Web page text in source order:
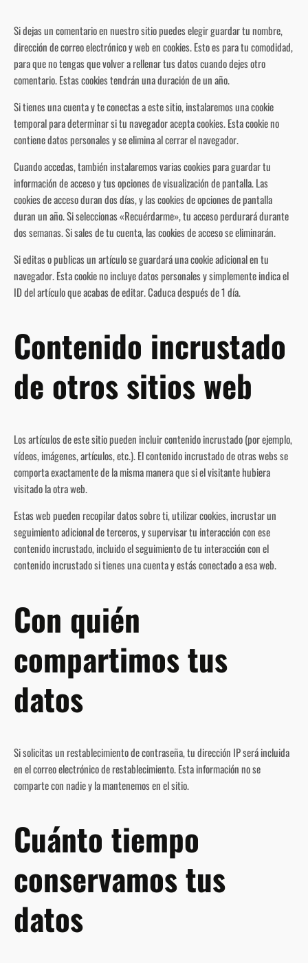
Si dejas un comentario en nuestro sitio puedes elegir guardar tu nombre,
dirección de correo electrónico y web en cookies. Esto es para tu comodidad,
para que no tengas que volver a rellenar tus datos cuando dejes otro
comentario. Estas cookies tendrán una duración de un año.
Si tienes una cuenta y te conectas a este sitio, instalaremos una cookie
temporal para determinar si tu navegador acepta cookies. Esta cookie no
contiene datos personales y se elimina al cerrar el navegador.
Cuando accedas, también instalaremos varias cookies para guardar tu
información de acceso y tus opciones de visualización de pantalla. Las
cookies de acceso duran dos días, y las cookies de opciones de pantalla
duran un año. Si seleccionas «Recuérdarme», tu acceso perdurará durante
dos semanas. Si sales de tu cuenta, las cookies de acceso se eliminarán.
Si editas o publicas un artículo se guardará una cookie adicional en tu
navegador. Esta cookie no incluye datos personales y simplemente indica el
ID del artículo que acabas de editar. Caduca después de 1 día.
Contenido incrustado
de otros sitios web
Los artículos de este sitio pueden incluir contenido incrustado (por ejemplo,
vídeos, imágenes, artículos, etc.). El contenido incrustado de otras webs se
comporta exactamente de la misma manera que si el visitante hubiera
visitado la otra web.
Estas web pueden recopilar datos sobre ti, utilizar cookies, incrustar un
seguimiento adicional de terceros, y supervisar tu interacción con ese
contenido incrustado, incluido el seguimiento de tu interacción con el
contenido incrustado si tienes una cuenta y estás conectado a esa web.
Con quién
compartimos tus
datos
Si solicitas un restablecimiento de contraseña, tu dirección IP será incluida
en el correo electrónico de restablecimiento. Esta información no se
comparte con nadie y la mantenemos en el sitio.
Cuánto tiempo
conservamos tus
datos